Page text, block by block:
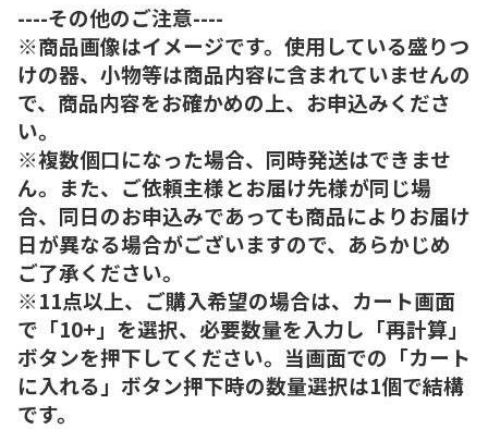
----その他のご注意----
※商品画像はイメージです。使用している盛りつ
けの器、小物等は商品内容に含まれていませんの
で、商品内容をお確かめの上、お申込みくださ
い。
※複数個口になった場合、同時発送はできませ
ん。また、ご依頼主様とお届け先様が同じ場
合、同日のお申込みであっても商品によりお届け
日が異なる場合がございますので、あらかじめ
ご了承ください。
※11点以上、ご購入希望の場合は、カート画面
で「10+」を選択、必要数量を入力し「再計算」
ボタンを押下してください。当画面での「カート
に入れる」ボタン押下時の数量選択は1個で結構
です。